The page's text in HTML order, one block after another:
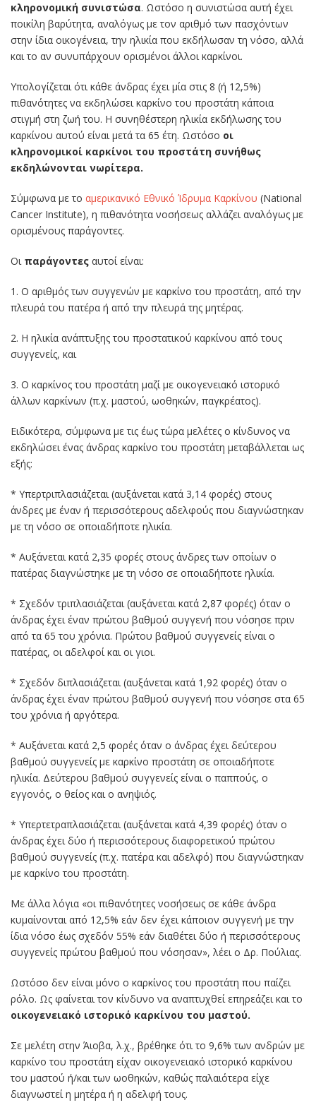
κληρονομική συνιστώσα. Ωστόσο η συνιστώσα αυτή έχει
ποικίλη βαρύτητα, αναλόγως με τον αριθμό των πασχόντων
στην ίδια οικογένεια, την ηλικία που εκδήλωσαν τη νόσο, αλλά
και το αν συνυπάρχουν ορισμένοι άλλοι καρκίνοι.
Υπολογίζεται ότι κάθε άνδρας έχει μία στις 8 (ή 12,5%)
πιθανότητες να εκδηλώσει καρκίνο του προστάτη κάποια
στιγμή στη ζωή του. Η συνηθέστερη ηλικία εκδήλωσης του
καρκίνου αυτού είναι μετά τα 65 έτη. Ωστόσο οι
κληρονομικοί καρκίνοι του προστάτη συνήθως
εκδηλώνονται νωρίτερα.
Σύμφωνα με το αμερικανικό Εθνικό Ίδρυμα Καρκίνου (National
Cancer Institute), η πιθανότητα νοσήσεως αλλάζει αναλόγως με
ορισμένους παράγοντες.
Οι παράγοντες αυτοί είναι:
1. Ο αριθμός των συγγενών με καρκίνο του προστάτη, από την
πλευρά του πατέρα ή από την πλευρά της μητέρας.
2. Η ηλικία ανάπτυξης του προστατικού καρκίνου από τους
συγγενείς, και
3. Ο καρκίνος του προστάτη μαζί με οικογενειακό ιστορικό
άλλων καρκίνων (π.χ. μαστού, ωοθηκών, παγκρέατος).
Ειδικότερα, σύμφωνα με τις έως τώρα μελέτες ο κίνδυνος να
εκδηλώσει ένας άνδρας καρκίνο του προστάτη μεταβάλλεται ως
εξής:
* Υπερτριπλασιάζεται (αυξάνεται κατά 3,14 φορές) στους
άνδρες με έναν ή περισσότερους αδελφούς που διαγνώστηκαν
με τη νόσο σε οποιαδήποτε ηλικία.
* Αυξάνεται κατά 2,35 φορές στους άνδρες των οποίων ο
πατέρας διαγνώστηκε με τη νόσο σε οποιαδήποτε ηλικία.
* Σχεδόν τριπλασιάζεται (αυξάνεται κατά 2,87 φορές) όταν ο
άνδρας έχει έναν πρώτου βαθμού συγγενή που νόσησε πριν
από τα 65 του χρόνια. Πρώτου βαθμού συγγενείς είναι ο
πατέρας, οι αδελφοί και οι γιοι.
* Σχεδόν διπλασιάζεται (αυξάνεται κατά 1,92 φορές) όταν ο
άνδρας έχει έναν πρώτου βαθμού συγγενή που νόσησε στα 65
του χρόνια ή αργότερα.
* Αυξάνεται κατά 2,5 φορές όταν ο άνδρας έχει δεύτερου
βαθμού συγγενείς με καρκίνο προστάτη σε οποιαδήποτε
ηλικία. Δεύτερου βαθμού συγγενείς είναι ο παππούς, ο
εγγονός, ο θείος και ο ανηψιός.
* Υπερτετραπλασιάζεται (αυξάνεται κατά 4,39 φορές) όταν ο
άνδρας έχει δύο ή περισσότερους διαφορετικού πρώτου
βαθμού συγγενείς (π.χ. πατέρα και αδελφό) που διαγνώστηκαν
με καρκίνο του προστάτη.
Με άλλα λόγια «οι πιθανότητες νοσήσεως σε κάθε άνδρα
κυμαίνονται από 12,5% εάν δεν έχει κάποιον συγγενή με την
ίδια νόσο έως σχεδόν 55% εάν διαθέτει δύο ή περισσότερους
συγγενείς πρώτου βαθμού που νόσησαν», λέει ο Δρ. Πούλιας.
Ωστόσο δεν είναι μόνο ο καρκίνος του προστάτη που παίζει
ρόλο. Ως φαίνεται τον κίνδυνο να αναπτυχθεί επηρεάζει και το
οικογενειακό ιστορικό καρκίνου του μαστού.
Σε μελέτη στην Άιοβα, λ.χ., βρέθηκε ότι το 9,6% των ανδρών με
καρκίνο του προστάτη είχαν οικογενειακό ιστορικό καρκίνου
του μαστού ή/και των ωοθηκών, καθώς παλαιότερα είχε
διαγνωστεί η μητέρα ή η αδελφή τους.